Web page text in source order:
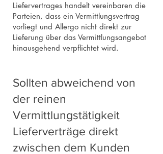
Liefervertrages handelt vereinbaren die
Parteien, dass ein Vermittlungsvertrag
vorliegt und Allergo nicht direkt zur
Lieferung über das Vermittlungsangebot
hinausgehend verpflichtet wird.
Sollten abweichend von
der reinen
Vermittlungstätigkeit
Lieferverträge direkt
zwischen dem Kunden